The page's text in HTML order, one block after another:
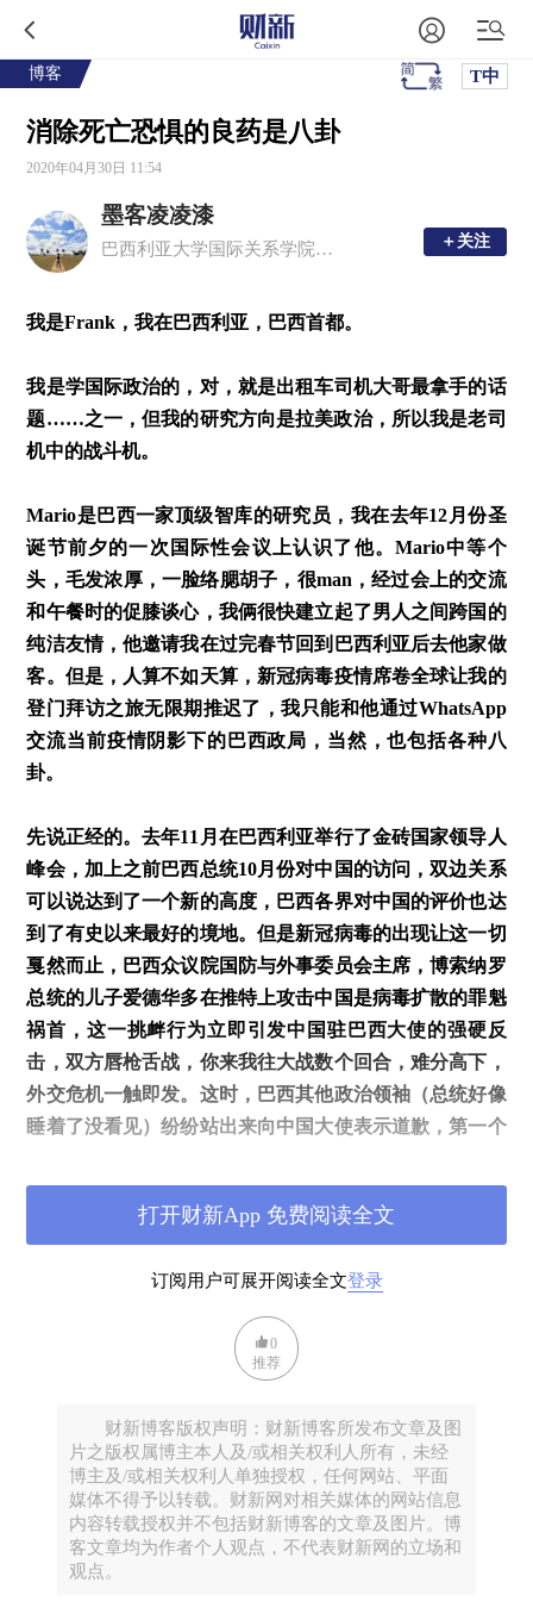
博客 T中
消除死亡恐惧的良药是八卦
2020年04月30日 11:54
墨客凌凌漆
巴西利亚大学国际关系学院访问学者，现居巴西利亚 ＋关注
＋关注
我是Frank ，我在巴西利亚，巴西首都。
我是学国际政治的，对，就是出租车司机大哥最拿手的话
题……之一，但我的研究方向是拉美政治，所以我是老司
机中的战斗机。
Mario是巴西一家顶级智库的研究员，我在去年12 月份圣
诞节前夕的一次国际性会议上认识了他。Mario中等个
头，毛发浓厚，一脸络腮胡子，很man ，经过会上的交流
和午餐时的促膝谈心，我俩很快建立起了男人之间跨国的
纯洁友情，他邀请我在过完春节回到巴西利亚后去他家做
客。但是，人算不如天算，新冠病毒疫情席卷全球让我的
登门拜访之旅无限期推迟了，我只能和他通过WhatsApp
交流当前疫情阴影下的巴西政局，当然，也包括各种八
卦。
先说正经的。去年11 月在巴西利亚举行了金砖国家领导人
峰会，加上之前巴西总统10月份对中国的访问，双边关系
可以说达到了一个新的高度，巴西各界对中国的评价也达
到了有史以来最好的境地。但是新冠病毒的出现让这一切
戛然而止，巴西众议院国防与外事委员会主席，博索纳罗
总统的儿子爱德华多在推特上攻击中国是病毒扩散的罪魁
祸首，这一挑衅行为立即引发中国驻巴西大使的强硬反
击，双方唇枪舌战，你来我往大战数个回合，难分高下，
外交危机一触即发。这时，巴西其他政治领袖（总统好像
睡着了没看见）纷纷站出来向中国大使表示道歉，第一个
不代表政府的立场，如果他不是叫爱德华多.博索纳罗，
而是叫爱德华多.小香蕉，没人会把他的话当回事。” 立
为啥叫他小香蕉而不是小菠萝呢？带着这样的疑问我给
发送了一段措辞严谨的信息，向他请教这个问题，
凭我的直觉，这里面一定有个大八卦！ 但他会不会告诉
我呢？当我还在猜猜猜的时候，Mario 已经秒回了我的信
息：“哈哈哈哈哈，Frank，你这个问题问得很好，你觉得
为啥呢？” “是不是因为……”
以下内容已经被隐藏，需关注才可阅读。假如您未满2X9
岁，请点击确定离开。
订阅用户可展开阅读全文登录
打开财新App 免费阅读全文
0
推荐
财新博客版权声明：财新博客所发布文章及图
片之版权属博主本人及/或相关权利人所有，未经
博主及/或相关权利人单独授权，任何网站、平面
媒体不得予以转载。财新网对相关媒体的网站信息
内容转载授权并不包括财新博客的文章及图片。博
客文章均为作者个人观点，不代表财新网的立场和
观点。